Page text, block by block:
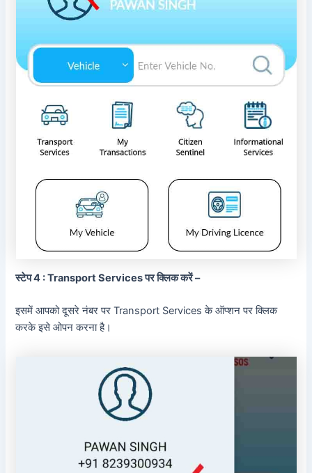
स्टेप 4 : Transport Services पर क्लिक करें –
इसमें आपको दूसरे नंबर पर Transport Services के ऑप्शन पर क्लिक
करके इसे ओपन करना है।